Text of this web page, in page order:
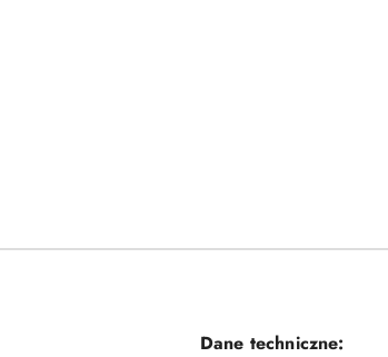
Dane techniczne: